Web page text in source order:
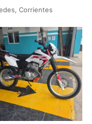
Corrientes